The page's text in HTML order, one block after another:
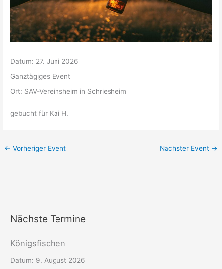
Datum: 27. Juni 2026
Ganztägiges Event
Ort: SAV-Vereinsheim in Schriesheim
gebucht für Kai H.
← Vorheriger Event Nächster Event →
Nächste Termine
Königsfischen
Datum: 9. August 2026